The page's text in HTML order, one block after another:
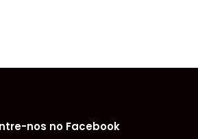
nos no Facebook